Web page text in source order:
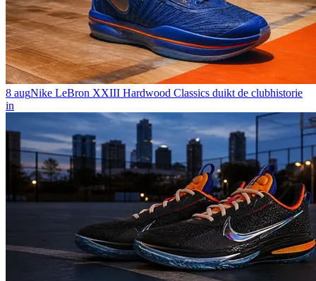
8 augNike LeBron XXIII Hardwood Classics duikt de clubhistorie
in